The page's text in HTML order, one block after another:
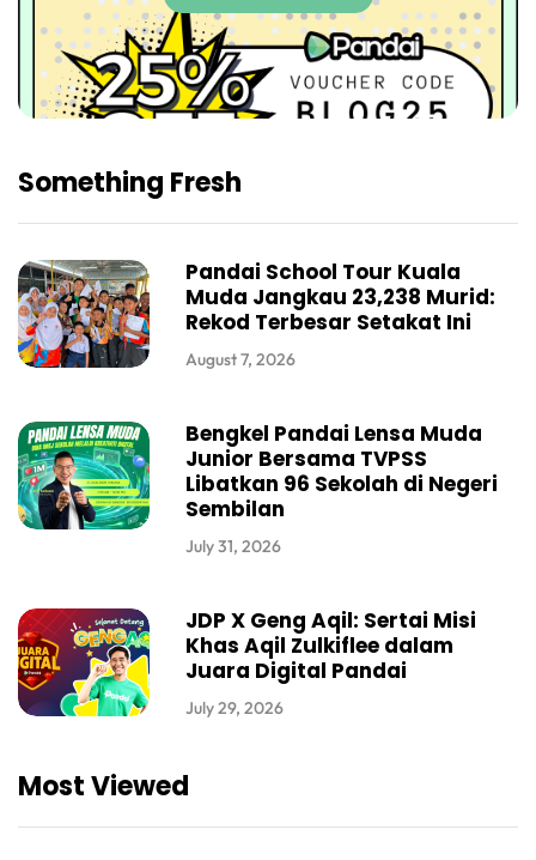
Something Fresh
Pandai School Tour Kuala
Muda Jangkau 23,238 Murid:
Rekod Terbesar Setakat Ini
August 7, 2026
Bengkel Pandai Lensa Muda
Junior Bersama TVPSS
Libatkan 96 Sekolah di Negeri
Sembilan
July 31, 2026
JDP X Geng Aqil: Sertai Misi
Khas Aqil Zulkiflee dalam
Juara Digital Pandai
July 29, 2026
Most Viewed